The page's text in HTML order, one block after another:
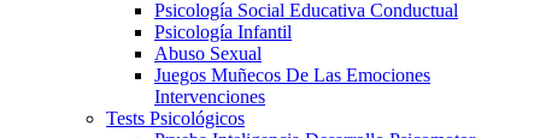
Psicología Social Educativa Conductual
Psicología Infantil
Abuso Sexual
Juegos Muñecos De Las Emociones
Intervenciones
Tests Psicológicos